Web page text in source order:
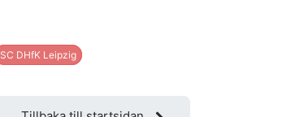
SC DHfK Leipzig